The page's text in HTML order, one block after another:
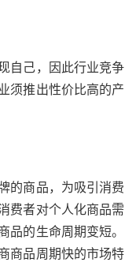
自己，因此行业竞争
须推出性价比高的产
的商品，为吸引消费
费者对个人化商品需
品的生命周期变短。
商品周期快的市场特